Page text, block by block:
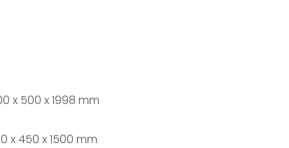
x 500 x 1998 mm
x 450 x 1500 mm